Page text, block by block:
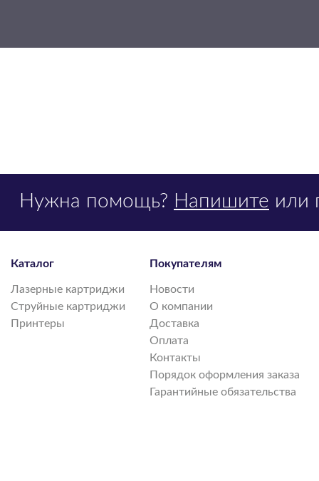
Нужна помощь? Напишите или
Каталог
Лазерные картриджи
Струйные картриджи
Принтеры
Покупателям
Новости
О компании
Доставка
Оплата
Контакты
Порядок оформления заказа
Гарантийные обязательства